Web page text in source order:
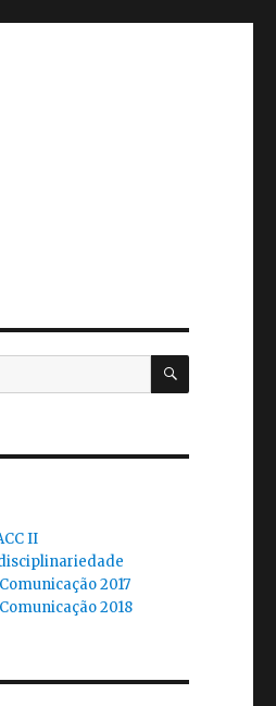
II
2017
2018